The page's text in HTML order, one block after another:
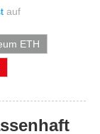
auf
ETH